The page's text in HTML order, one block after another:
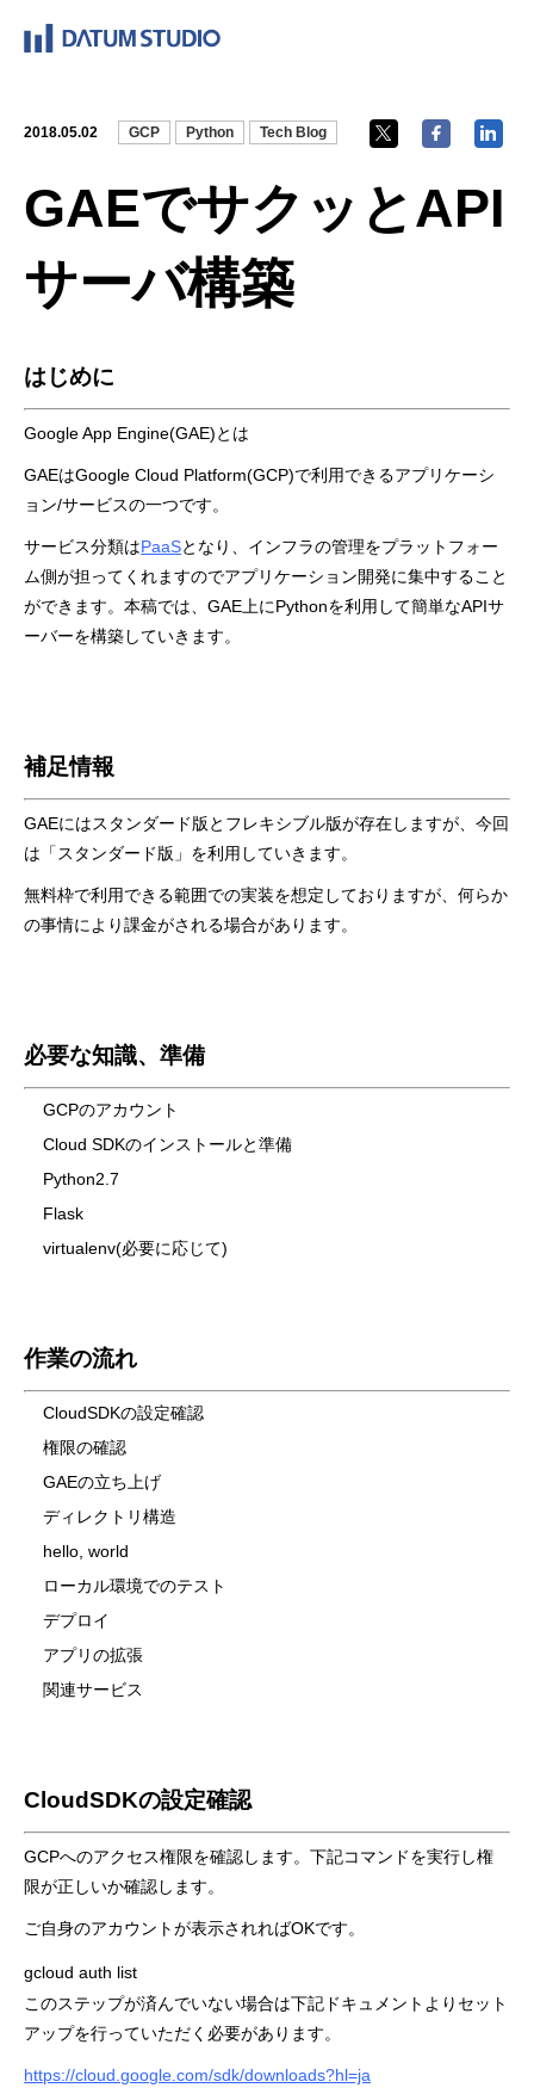
2018.05.02 GCP Python Tech Blog
GAEでサクッとAPI
サーバ構築
はじめに
Google App Engine(GAE)とは
GAEはGoogle Cloud Platform(GCP)で利用できるアプリケーシ
ョン/サービスの一つです。
サービス分類はPaaSとなり、インフラの管理をプラットフォー
ム側が担ってくれますのでアプリケーション開発に集中すること
ができます。本稿では、GAE上にPythonを利用して簡単なAPIサ
ーバーを構築していきます。
補足情報
GAEにはスタンダード版とフレキシブル版が存在しますが、今回
は「スタンダード版」を利用していきます。
無料枠で利用できる範囲での実装を想定しておりますが、何らか
の事情により課金がされる場合があります。
必要な知識、準備
GCPのアカウント
Cloud SDKのインストールと準備
Python2.7
Flask
virtualenv(必要に応じて)
作業の流れ
CloudSDKの設定確認
権限の確認
GAEの立ち上げ
ディレクトリ構造
hello, world
ローカル環境でのテスト
デプロイ
アプリの拡張
関連サービス
CloudSDKの設定確認
GCPへのアクセス権限を確認します。下記コマンドを実行し権
限が正しいか確認します。
ご自身のアカウントが表示されればOKです。
gcloud auth list
このステップが済んでいない場合は下記ドキュメントよりセット
アップを行っていただく必要があります。
https://cloud.google.com/sdk/downloads?hl=ja